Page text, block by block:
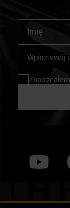
nasz
newsletter: